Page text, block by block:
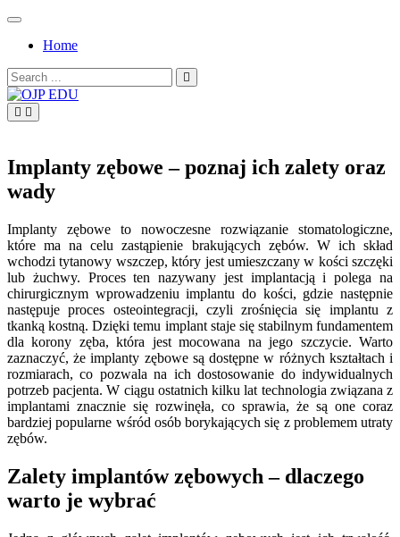
Skip
contentHome
Search
for:
Implanty zębowe – poznaj ich zalety oraz
wady
Implanty zębowe to nowoczesne rozwiązanie stomatologiczne,
które ma na celu zastąpienie brakujących zębów. W ich skład
wchodzi tytanowy wszczep, który jest umieszczany w kości szczęki
lub żuchwy. Proces ten nazywany jest implantacją i polega na
chirurgicznym wprowadzeniu implantu do kości, gdzie następnie
następuje proces osteointegracji, czyli zrośnięcia się implantu z
tkanką kostną. Dzięki temu implant staje się stabilnym fundamentem
dla korony zęba, która jest mocowana na jego szczycie. Warto
zaznaczyć, że implanty zębowe są dostępne w różnych kształtach i
rozmiarach, co pozwala na ich dostosowanie do indywidualnych
potrzeb pacjenta. W ciągu ostatnich kilku lat technologia związana z
implantami znacznie się rozwinęła, co sprawia, że są one coraz
bardziej popularne wśród osób borykających się z problemem utraty
zębów.
Zalety implantów zębowych – dlaczego
warto je wybrać